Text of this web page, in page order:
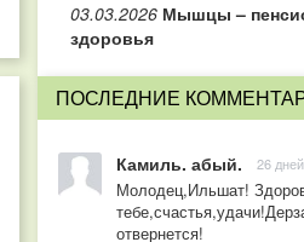
03.03.2026 Мышцы –
здоровья
ПОСЛЕДНИЕ
Камиль. абый. 26
Молодец,Ильшат!
отвернется!